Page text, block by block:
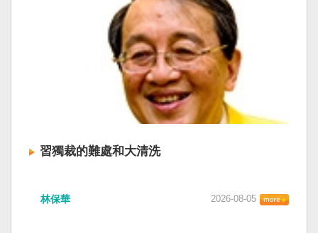
習獨裁的難處和大清洗
林保華 2026-08-05